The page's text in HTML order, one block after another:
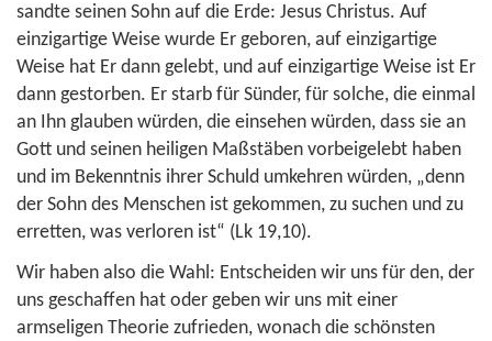
sandte seinen Sohn auf die Erde: Jesus Christus. Auf
einzigartige Weise wurde Er geboren, auf einzigartige
Weise hat Er dann gelebt, und auf einzigartige Weise ist Er
dann gestorben. Er starb für Sünder, für solche, die einmal
an Ihn glauben würden, die einsehen würden, dass sie an
Gott und seinen heiligen Maßstäben vorbeigelebt haben
und im Bekenntnis ihrer Schuld umkehren würden, „denn
der Sohn des Menschen ist gekommen, zu suchen und zu
erretten, was verloren ist“ (Lk 19,10).
Wir haben also die Wahl: Entscheiden wir uns für den, der
uns geschaffen hat oder geben wir uns mit einer
armseligen Theorie zufrieden, wonach die schönsten